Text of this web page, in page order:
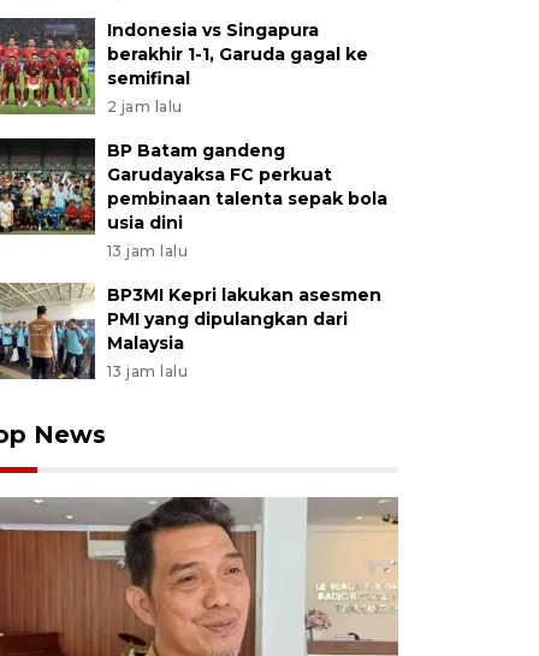
Indonesia vs Singapura
berakhir 1-1, Garuda gagal ke
semifinal
2 jam lalu
BP Batam gandeng
Garudayaksa FC perkuat
pembinaan talenta sepak bola
usia dini
13 jam lalu
BP3MI Kepri lakukan asesmen
PMI yang dipulangkan dari
Malaysia
13 jam lalu
News